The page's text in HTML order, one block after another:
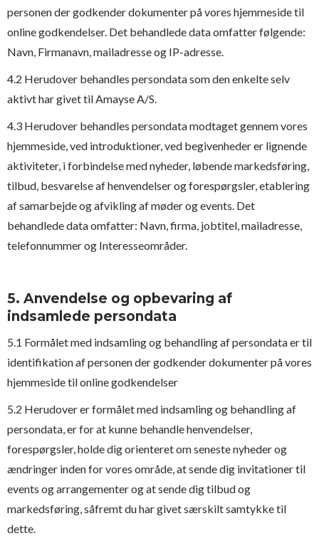
personen der godkender dokumenter på vores hjemmeside til
online godkendelser. Det behandlede data omfatter følgende:
Navn, Firmanavn, mailadresse og IP-adresse.
4.2 Herudover behandles persondata som den enkelte selv
aktivt har givet til Amayse A/S.
4.3 Herudover behandles persondata modtaget gennem vores
hjemmeside, ved introduktioner, ved begivenheder er lignende
aktiviteter, i forbindelse med nyheder, løbende markedsføring,
tilbud, besvarelse af henvendelser og forespørgsler, etablering
af samarbejde og afvikling af møder og events. Det
behandlede data omfatter: Navn, firma, jobtitel, mailadresse,
telefonnummer og Interesseområder.
5. Anvendelse og opbevaring af
indsamlede persondata
5.1 Formålet med indsamling og behandling af persondata er til
identifikation af personen der godkender dokumenter på vores
hjemmeside til online godkendelser
5.2 Herudover er formålet med indsamling og behandling af
persondata, er for at kunne behandle henvendelser,
forespørgsler, holde dig orienteret om seneste nyheder og
ændringer inden for vores område, at sende dig invitationer til
events og arrangementer og at sende dig tilbud og
markedsføring, såfremt du har givet særskilt samtykke til
dette.